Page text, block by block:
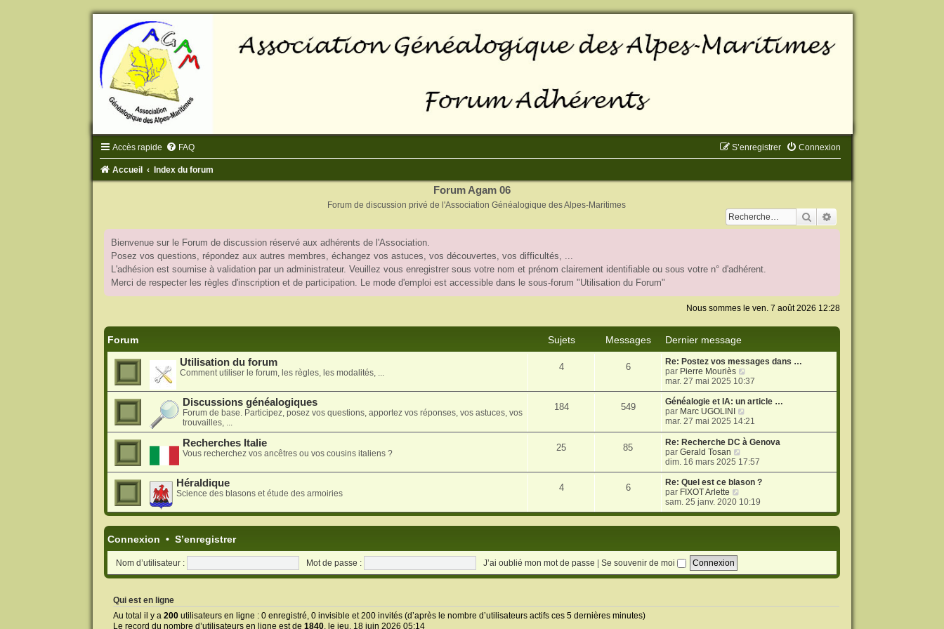
Accès rapide FAQ Connexion
S’enregistrer
Accueil Index du forum
Forum Agam 06
Forum de discussion privé de l'Association Généalogique des Alpes-Maritimes
Rechercher
Bienvenue sur le Forum de discussion réservé aux adhérents de l'Association.
Posez vos questions, répondez aux autres membres, échangez vos astuces, vos découvertes, vos difficultés, ...
L'adhésion est soumise à validation par un administrateur. Veuillez vous enregistrer sous votre nom et prénom clairement identifiable ou sous votre n° d'adhérent.
Merci de respecter les règles d'inscription et de participation. Le mode d'emploi est accessible dans le sous-forum "Utilisation du Forum"
Nous sommes le ven. 7 août 2026 12:28
Forum Sujets Messages
Dernier message
Utilisation du forum
Comment utiliser le forum, les règles, les modalités, ...
4 6
Re: Postez vos messages dans …
par Pierre Mouriès
o
i
r
e
d
e
n
e
m
s
s
mar. 27 mai 2025 10:37
Discussions généalogiques
Forum de base. Participez, posez vos questions, apportez vos réponses, vos astuces, vos
trouvailles, ...
184 549
Généalogie et IA: un article …
par Marc UGOLINI
o
i
r
e
d
e
n
e
r
a
mar. 27 mai 2025 14:21
Recherches Italie
Vous recherchez vos ancêtres ou vos cousins italiens ?
25 85
Re: Recherche DC à Genova
parGerald Tosan
o
i
r
e
d
i
m
s
dim. 16 mars 2025 17:57
Héraldique
Science des blasons et étude des armoiries
4 6
Re: Quel est ce blason ?
par FIXOT Arlette
o
i
d
n
r
sam. 25 janv. 2020 10:19
Connexion • S’enregistrer
Nom d’utilisateur : Mot de passe : J’ai oublié mon mot de passe | Se souvenir de moi
Qui est en ligne
Au total il y a 200utilisateurs en ligne : 0 enregistré, 0 invisible et 200 invités (d’après le nombre d’utilisateurs actifs ces 5 dernières minutes)
Le record du nombre d’utilisateurs en ligne est de 1840, le jeu. 18 juin 2026 05:14